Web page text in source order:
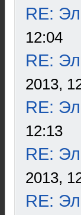
RE:
12:04
RE:
2013,
RE:
12:13
RE:
2013,
RE: